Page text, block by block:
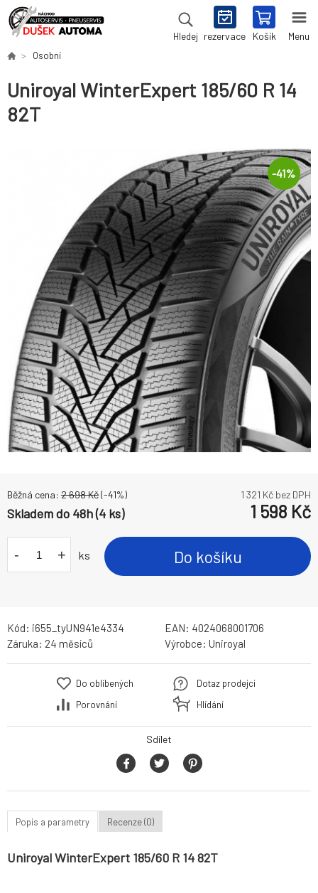
Hledej rezervace Košík Menu
Osobní
Uniroyal WinterExpert 185/60 R 14
82T
-41%
Běžná cena: 2 698Kč(-41%) 1 321 Kč bez DPH
Skladem do 48h (4 ks) 1 598 Kč
- + ks Do košíku
Kód: i655_tyUN941e4334 EAN: 4024068001706
Záruka: 24 měsíců Výrobce: Uniroyal
Do oblíbených
Porovnání
Dotaz prodejci
Hlídání
Sdílet
Popis a parametry Recenze (0)
Uniroyal WinterExpert 185/60 R 14 82T